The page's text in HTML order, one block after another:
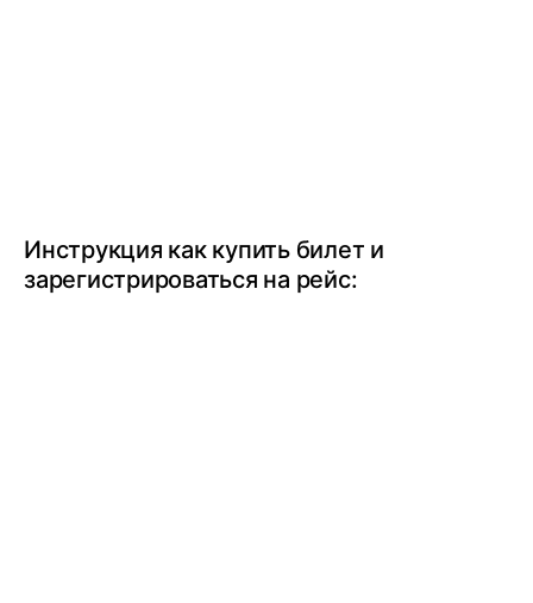
Инструкция как купить билет и
зарегистрироваться на рейс: